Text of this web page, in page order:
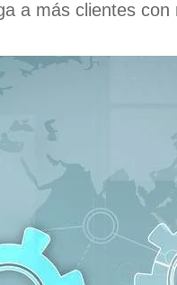
a más clientes